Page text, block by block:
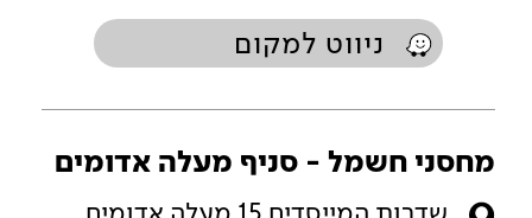
ניווט למקום
מחסני חשמל - סניף מעלה אדומים